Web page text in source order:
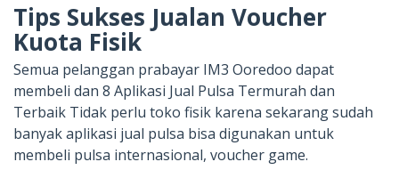
Tips Sukses Jualan Voucher
Kuota Fisik
Semua pelanggan prabayar IM3 Ooredoo dapat
membeli dan 8 Aplikasi Jual Pulsa Termurah dan
Terbaik Tidak perlu toko fisik karena sekarang sudah
banyak aplikasi jual pulsa bisa digunakan untuk
membeli pulsa internasional, voucher game.